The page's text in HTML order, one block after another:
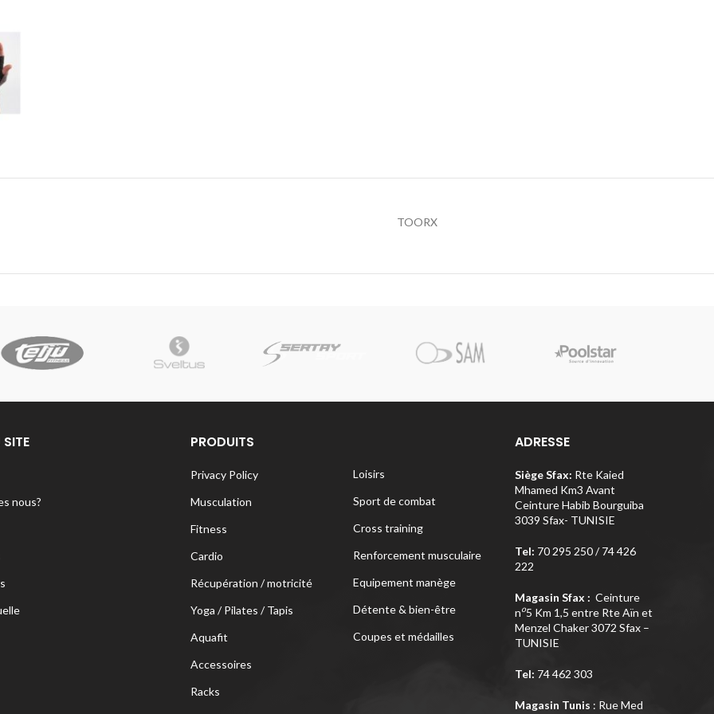
TOORX
nous?
PRODUITS
Privacy Policy
Musculation
Fitness
Cardio
Récupération / motricité
Yoga / Pilates / Tapis
Aquafit
Accessoires
Racks
Loisirs
Sport de combat
Cross training
Renforcement musculaire
Equipement manège
Détente & bien-être
Coupes et médailles
ADRESSE
Siège Sfax: Rte Kaied
Mhamed Km3 Avant
Ceinture Habib Bourguiba
3039 Sfax- TUNISIE
Tel: 70 295 250 / 74 426
222
Magasin Sfax : Ceinture
no5 Km 1,5 entre Rte Aïn et
Menzel Chaker 3072 Sfax –
TUNISIE
Tel: 74 462 303
Magasin Tunis : Rue Med